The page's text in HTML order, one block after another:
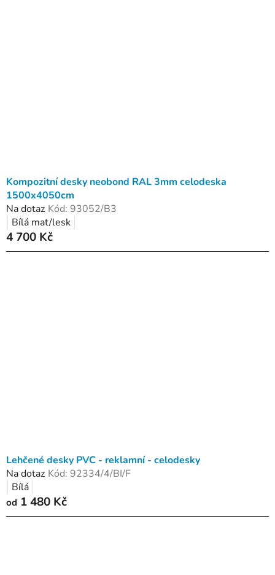
Kompozitní desky neobond RAL 3mm celodeska
1500x4050cm
Na dotaz Kód: 93052/B3
Bílá mat/lesk
4 700 Kč
Lehčené desky PVC - reklamní - celodesky
Na dotaz Kód: 92334/4/BI/F
Bílá
od 1 480 Kč